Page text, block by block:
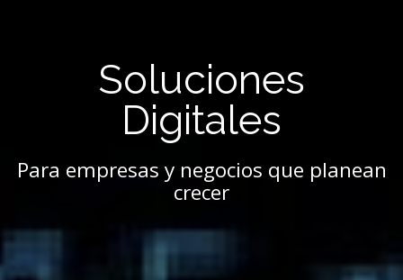
Soluciones
Digitales
Para empresas y negocios que planean
crecer